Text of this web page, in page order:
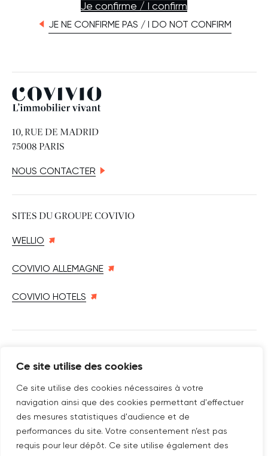
Ce site utilise des cookies
Ce site utilise des cookies nécessaires à votre
navigation ainsi que des cookies permettant d'effectuer
des mesures statistiques d'audience et de
performances du site. Votre consentement n’est pas
requis pour leur dépôt. Ce site utilise également des
JE NE CONFIRME PAS / I DO NOT CONFIRM
Je confirme / I confirm
Covivio
10, RUE DE MADRID
75008 PARIS
NOUS CONTACTER
SITES DU GROUPE COVIVIO
WELLIO
COVIVIO ALLEMAGNE
COVIVIO HOTELS
ABONNEZ-VOUS À NOTRE NEWSLETTER
Nouvelle fenêtre